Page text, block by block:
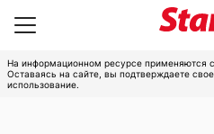
На информационном ресурсе применяются
Оставаясь на сайте, вы подтверждаете свое
использование.